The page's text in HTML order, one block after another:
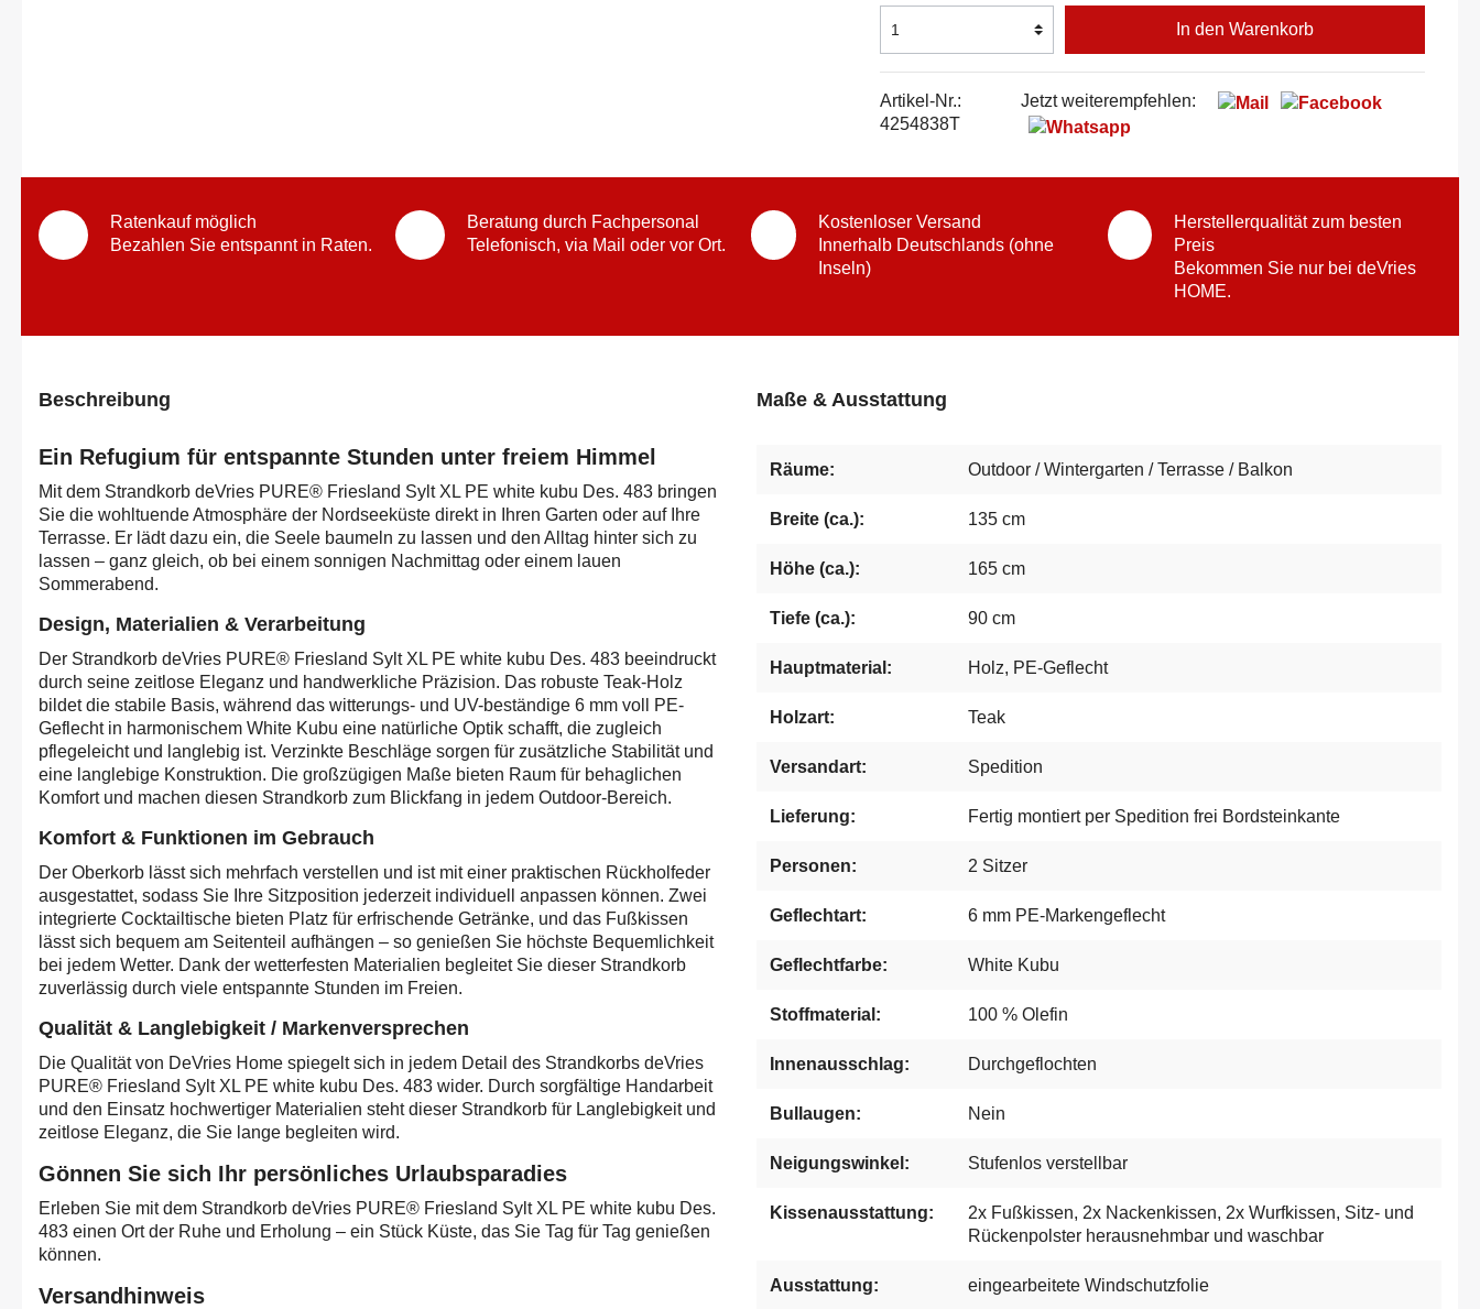
In den Warenkorb
Artikel-Nr.:
4254838T
Jetzt weiterempfehlen:
Ratenkauf möglich
Bezahlen Sie entspannt in Raten.
Beratung durch Fachpersonal
Telefonisch, via Mail oder vor Ort.
Kostenloser Versand
Innerhalb Deutschlands (ohne
Inseln)
Herstellerqualität zum besten
Preis
Bekommen Sie nur bei deVries
HOME.
Beschreibung
Ein Refugium für entspannte Stunden unter freiem Himmel
Mit dem Strandkorb deVries PURE® Friesland Sylt XL PE white kubu Des. 483 bringen
Sie die wohltuende Atmosphäre der Nordseeküste direkt in Ihren Garten oder auf Ihre
Terrasse. Er lädt dazu ein, die Seele baumeln zu lassen und den Alltag hinter sich zu
lassen – ganz gleich, ob bei einem sonnigen Nachmittag oder einem lauen
Sommerabend.
Design, Materialien & Verarbeitung
Der Strandkorb deVries PURE® Friesland Sylt XL PE white kubu Des. 483 beeindruckt
durch seine zeitlose Eleganz und handwerkliche Präzision. Das robuste Teak-Holz
bildet die stabile Basis, während das witterungs- und UV-beständige 6 mm voll PE-
Geflecht in harmonischem White Kubu eine natürliche Optik schafft, die zugleich
pflegeleicht und langlebig ist. Verzinkte Beschläge sorgen für zusätzliche Stabilität und
eine langlebige Konstruktion. Die großzügigen Maße bieten Raum für behaglichen
Komfort und machen diesen Strandkorb zum Blickfang in jedem Outdoor-Bereich.
Komfort & Funktionen im Gebrauch
Der Oberkorb lässt sich mehrfach verstellen und ist mit einer praktischen Rückholfeder
ausgestattet, sodass Sie Ihre Sitzposition jederzeit individuell anpassen können. Zwei
integrierte Cocktailtische bieten Platz für erfrischende Getränke, und das Fußkissen
lässt sich bequem am Seitenteil aufhängen – so genießen Sie höchste Bequemlichkeit
bei jedem Wetter. Dank der wetterfesten Materialien begleitet Sie dieser Strandkorb
zuverlässig durch viele entspannte Stunden im Freien.
Qualität & Langlebigkeit / Markenversprechen
Die Qualität von DeVries Home spiegelt sich in jedem Detail des Strandkorbs deVries
PURE® Friesland Sylt XL PE white kubu Des. 483 wider. Durch sorgfältige Handarbeit
und den Einsatz hochwertiger Materialien steht dieser Strandkorb für Langlebigkeit und
zeitlose Eleganz, die Sie lange begleiten wird.
Gönnen Sie sich Ihr persönliches Urlaubsparadies
Erleben Sie mit dem Strandkorb deVries PURE® Friesland Sylt XL PE white kubu Des.
483 einen Ort der Ruhe und Erholung – ein Stück Küste, das Sie Tag für Tag genießen
können.
Versandhinweis
Maße & Ausstattung
Räume: Outdoor / Wintergarten / Terrasse / Balkon
Breite (ca.): 135 cm
Höhe (ca.): 165 cm
Tiefe (ca.): 90 cm
Hauptmaterial: Holz, PE-Geflecht
Holzart: Teak
Versandart: Spedition
Lieferung: Fertig montiert per Spedition frei Bordsteinkante
Personen: 2 Sitzer
Geflechtart: 6 mm PE-Markengeflecht
Geflechtfarbe: White Kubu
Stoffmaterial: 100 % Olefin
Innenausschlag: Durchgeflochten
Bullaugen: Nein
Neigungswinkel: Stufenlos verstellbar
Kissenausstattung: 2x Fußkissen, 2x Nackenkissen, 2x Wurfkissen, Sitz- und
Rückenpolster herausnehmbar und waschbar
Ausstattung: eingearbeitete Windschutzfolie